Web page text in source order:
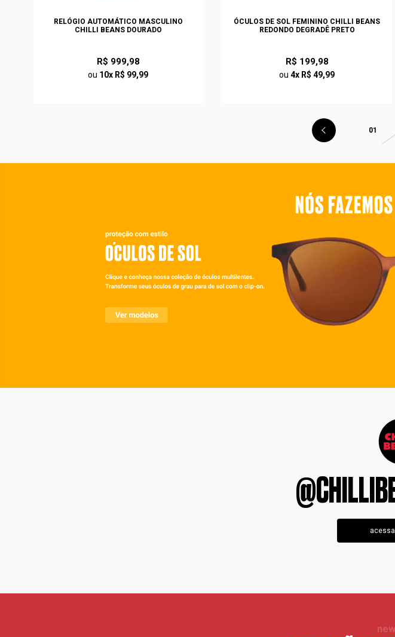
RELÓGIO AUTOMÁTICO MASCULINO
CHILLI BEANS DOURADO
R$ 999,98
ou 10x R$ 99,99
ÓCULOS DE SOL FEMININO CHILLI BEANS
REDONDO DEGRADÊ PRETO
R$ 199,98
ou4x R$ 49,99
01